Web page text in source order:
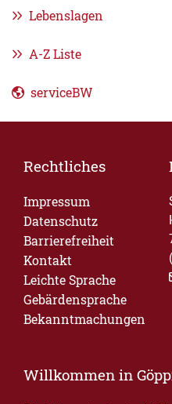
Lebenslagen
A-Z Liste
serviceBW
Rechtliches
Impressum
Datenschutz
Barrierefreiheit
Kontakt
Leichte Sprache
Gebärdensprache
Bekanntmachungen
Willkommen in